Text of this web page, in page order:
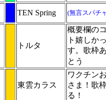
TEN Spring (無言スパチ
トルタ
概要欄の
ト嬉しか
す。歌枠
とう
東雲カラス
ワクチン
さま！歌
る！